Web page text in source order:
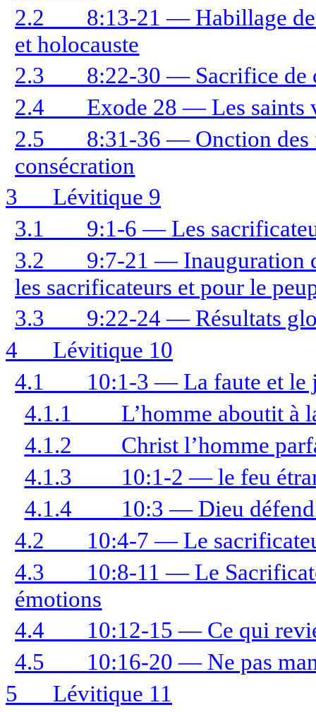
2.2
8:13-21 — Habillage
et holocauste
2.3
8:22-30 — Sacrifice de
2.4
Exode 28 — Les saints
2.5
8:31-36 — Onction des
consécration
3
Lévitique 9
3.1
9:1-6 — Les
3.2
9:7-21 — Inauguration
les sacrificateurs et pour le
3.3
9:22-24 — Résultats
4
Lévitique 10
4.1
10:1-3 — La faute et le
4.1.1
L’homme aboutit à
4.1.2
Christ l’homme
4.1.3
10:1-2 — le feu
4.1.4
10:3 — Dieu défend
4.2
10:4-7 — Le
4.3
10:8-11 — Le
émotions
4.4
10:12-15 — Ce qui
4.5
10:16-20 — Ne pas
5
Lévitique 11